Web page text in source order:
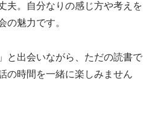
夫。自分なりの感じ方や考えを
の魅力です。
と出会いながら、ただの読書で
の時間を一緒に楽しみません